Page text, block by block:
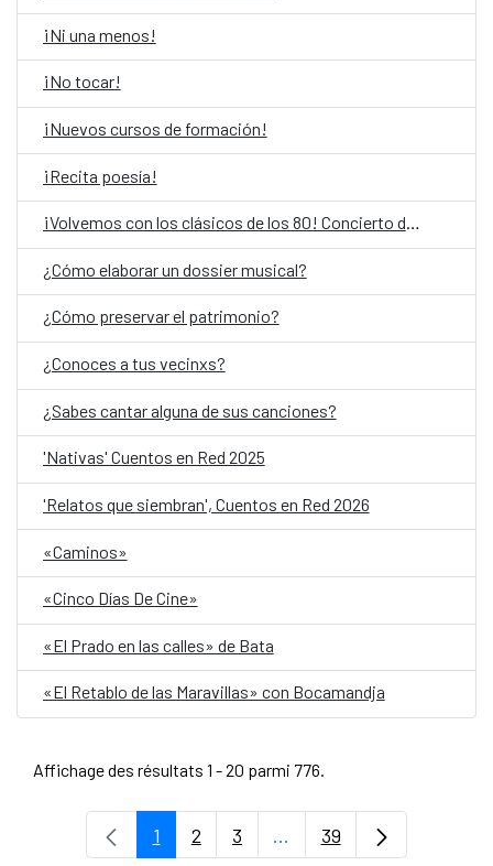
¡Ni una menos!
¡No tocar!
¡Nuevos cursos de formación!
¡Recita poesía!
¡Volvemos con los clásicos de los 80! Concierto de Okurkur Obiang Mbá y Gabri B
¿Cómo elaborar un dossier musical?
¿Cómo preservar el patrimonio?
¿Conoces a tus vecinxs?
¿Sabes cantar alguna de sus canciones?
'Nativas' Cuentos en Red 2025
'Relatos que siembran', Cuentos en Red 2026
«Caminos»
«Cinco Días De Cine»
«El Prado en las calles» de Bata
«El Retablo de las Maravillas» con Bocamandja
Affichage des résultats 1 - 20 parmi 776.
Page
1 Page
2 Page
3 ...Pages intermédiaires
Page
39